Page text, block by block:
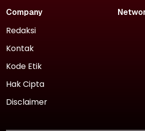
Company
Redaksi
Kontak
Kode Etik
Hak Cipta
Disclaimer